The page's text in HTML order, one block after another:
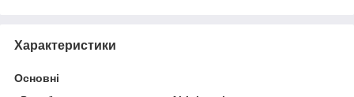
Характеристики
Основні